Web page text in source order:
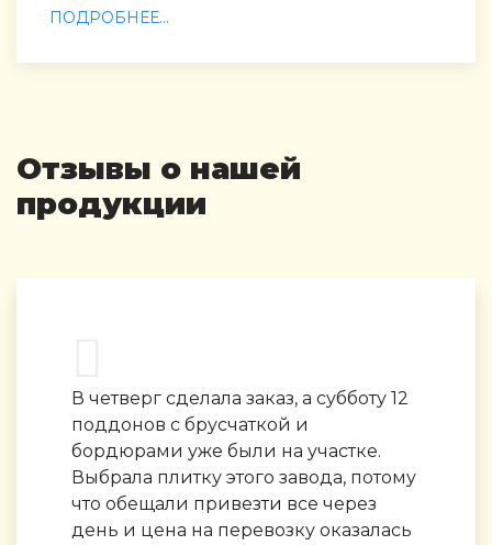
ПОДРОБНЕЕ...
Отзывы о нашей
продукции
В четверг сделала заказ, а субботу 12
поддонов с брусчаткой и
бордюрами уже были на участке.
Выбрала плитку этого завода, потому
что обещали привезти все через
день и цена на перевозку оказалась